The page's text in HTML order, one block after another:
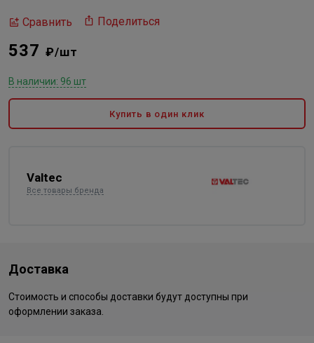
Сравнить Поделиться
537 ₽/шт
В наличии: 96 шт
Купить в один клик
Valtec
Все товары бренда
Доставка
Стоимость и способы доставки будут доступны при
оформлении заказа.